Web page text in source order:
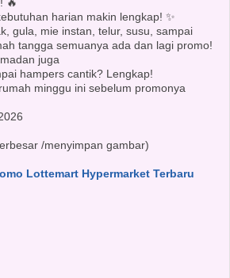
harian makin lengkap! ✨
gula, mie instan, telur, susu, sampai
tangga semuanya ada dan lagi promo!
juga
hampers cantik? Lengkap!
minggu ini sebelum promonya
/menyimpan gambar)
Lottemart Hypermarket Terbaru